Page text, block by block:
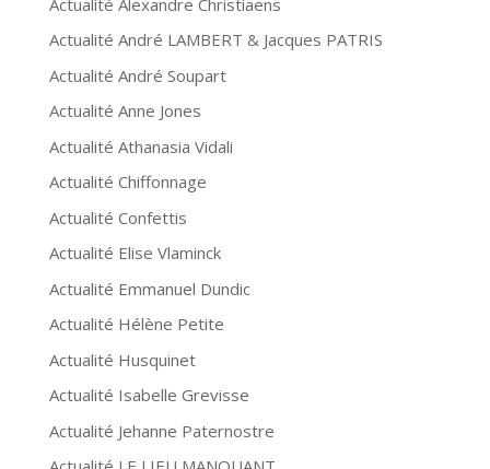
Actualité André LAMBERT & Jacques PATRIS
Actualité André Soupart
Actualité Anne Jones
Actualité Athanasia Vidali
Actualité Chiffonnage
Actualité Confettis
Actualité Elise Vlaminck
Actualité Emmanuel Dundic
Actualité Hélène Petite
Actualité Husquinet
Actualité Isabelle Grevisse
Actualité Jehanne Paternostre